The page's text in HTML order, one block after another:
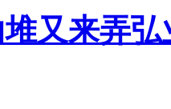
又来弄弘